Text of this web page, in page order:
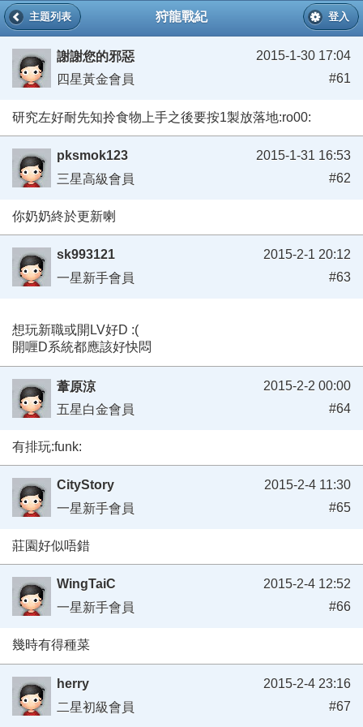
狩龍戰紀
主題列表 登入
謝謝您的邪惡
四星黃金會員
2015-1-30 17:04
#61
研究左好耐先知拎食物上手之後要按1製放落地:ro00:
pksmok123
三星高級會員
2015-1-31 16:53
#62
你奶奶終於更新喇
sk993121
一星新手會員
2015-2-1 20:12
#63
想玩新職或開LV好D :(
開喱D系統都應該好快悶
葦原涼
五星白金會員
2015-2-2 00:00
#64
有排玩:funk:
CityStory
一星新手會員
2015-2-4 11:30
#65
莊園好似唔錯
WingTaiC
一星新手會員
2015-2-4 12:52
#66
幾時有得種菜
herry
二星初級會員
2015-2-4 23:16
#67